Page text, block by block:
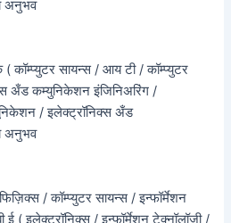
अनुभव
कॉम्प्युटर सायन्स / आय टी / कॉम्प्युटर
अँड कम्युनिकेशन इंजिनिअरिंग /
/ इलेक्ट्रॉनिक्स अँड
अनुभव
/ कॉम्प्युटर सायन्स / इन्फॉर्मेशन
ई ( इलेक्ट्रॉनिक्स / इन्फॉर्मेशन टेक्नॉलॉजी /